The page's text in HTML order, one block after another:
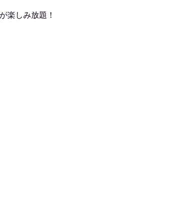
楽しみ放題！